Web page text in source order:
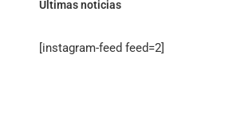
Últimas noticias
[instagram-feed feed=2]